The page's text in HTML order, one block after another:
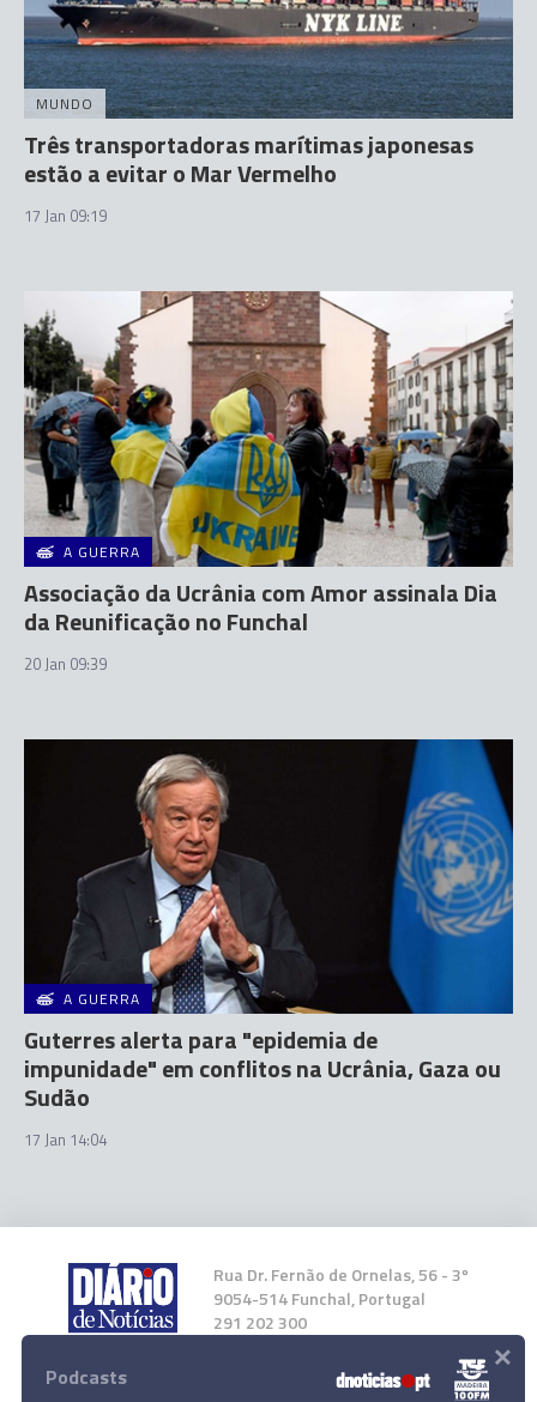
MUNDO
Três transportadoras marítimas japonesas
estão a evitar o Mar Vermelho
17 Jan 09:19
A GUERRA
Associação da Ucrânia com Amor assinala Dia
da Reunificação no Funchal
20 Jan 09:39
A GUERRA
Guterres alerta para "epidemia de
impunidade" em conflitos na Ucrânia, Gaza ou
Sudão
17 Jan 14:04
Rua Dr. Fernão de Ornelas, 56 - 3º
9054-514 Funchal, Portugal
291 202 300
Instale a nossa App
Podcasts ×